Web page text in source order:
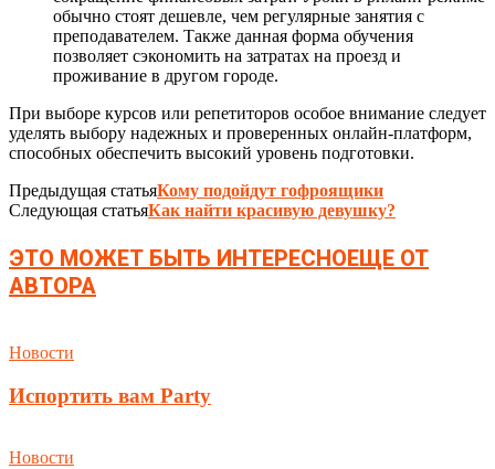
обычно стоят дешевле, чем регулярные занятия с
преподавателем. Также данная форма обучения
позволяет сэкономить на затратах на проезд и
проживание в другом городе.
При выборе курсов или репетиторов особое внимание следует
уделять выбору надежных и проверенных онлайн-платформ,
способных обеспечить высокий уровень подготовки.
Предыдущая статьяКому подойдут гофроящики
Следующая статьяКак найти красивую девушку?
ЭТО МОЖЕТ БЫТЬ ИНТЕРЕСНОЕЩЕ ОТ
АВТОРА
Новости
Испортить вам Party
Новости